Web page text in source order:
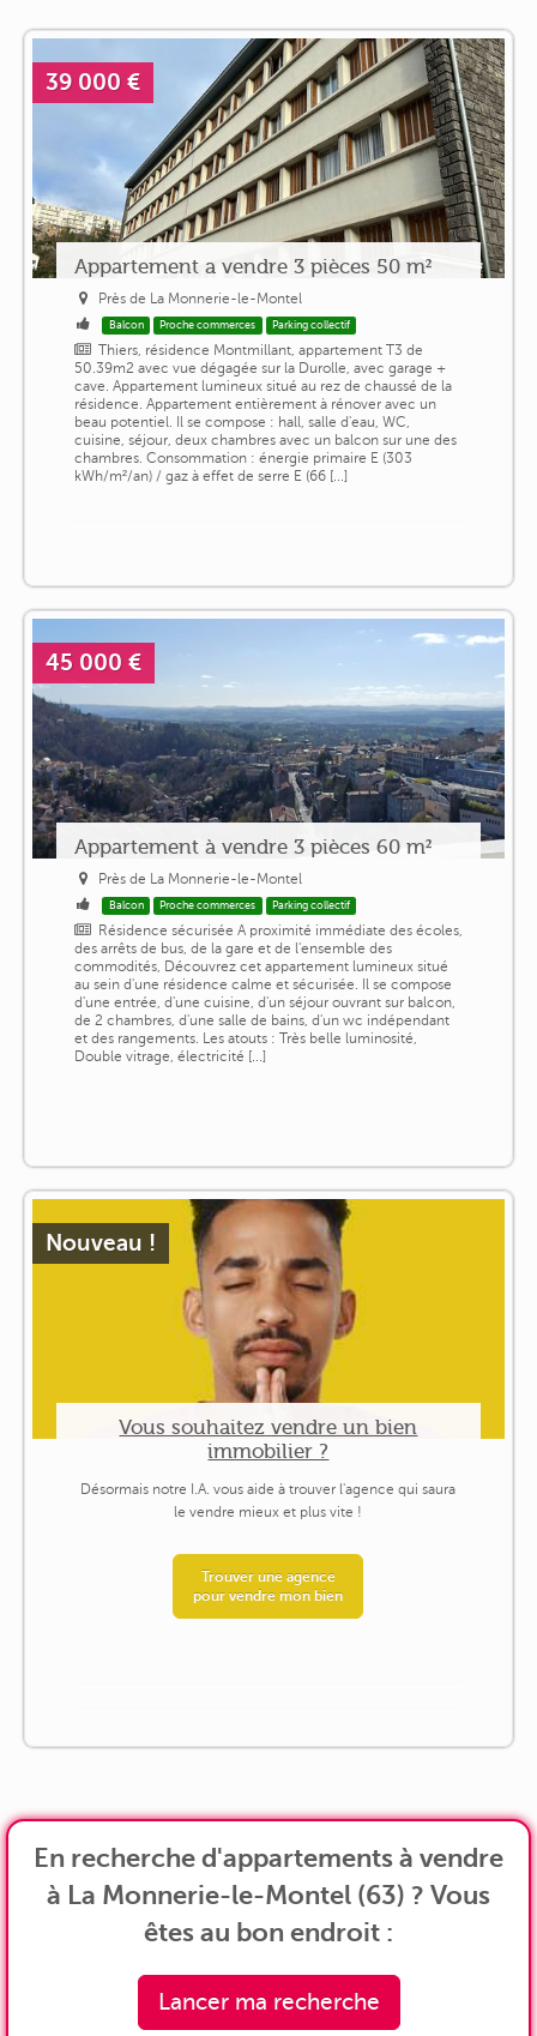
39 000 €
Appartement a vendre 3 pièces 50 m²
Près de La Monnerie-le-Montel
Balcon Proche commerces Parking collectif
Thiers, résidence Montmillant, appartement T3 de
50.39m2 avec vue dégagée sur la Durolle, avec garage +
cave. Appartement lumineux situé au rez de chaussé de la
résidence. Appartement entièrement à rénover avec un
beau potentiel. Il se compose : hall, salle d'eau, WC,
cuisine, séjour, deux chambres avec un balcon sur une des
chambres. Consommation : énergie primaire E (303
kWh/m²/an) / gaz à effet de serre E (66 [...]
45 000 €
Appartement à vendre 3 pièces 60 m²
Près de La Monnerie-le-Montel
Balcon Proche commerces Parking collectif
Résidence sécurisée A proximité immédiate des écoles,
des arrêts de bus, de la gare et de l'ensemble des
commodités, Découvrez cet appartement lumineux situé
au sein d'une résidence calme et sécurisée. Il se compose
d'une entrée, d'une cuisine, d'un séjour ouvrant sur balcon,
de 2 chambres, d'une salle de bains, d'un wc indépendant
et des rangements. Les atouts : Très belle luminosité,
Double vitrage, électricité [...]
Nouveau !
Vous souhaitez vendre un bien
immobilier ?
Désormais notre I.A. vous aide à trouver l'agence qui saura
le vendre mieux et plus vite !
Trouver une agence
pour vendre mon bien
En recherche d'appartements à vendre
à La Monnerie-le-Montel (63) ? Vous
êtes au bon endroit :
Lancer ma recherche